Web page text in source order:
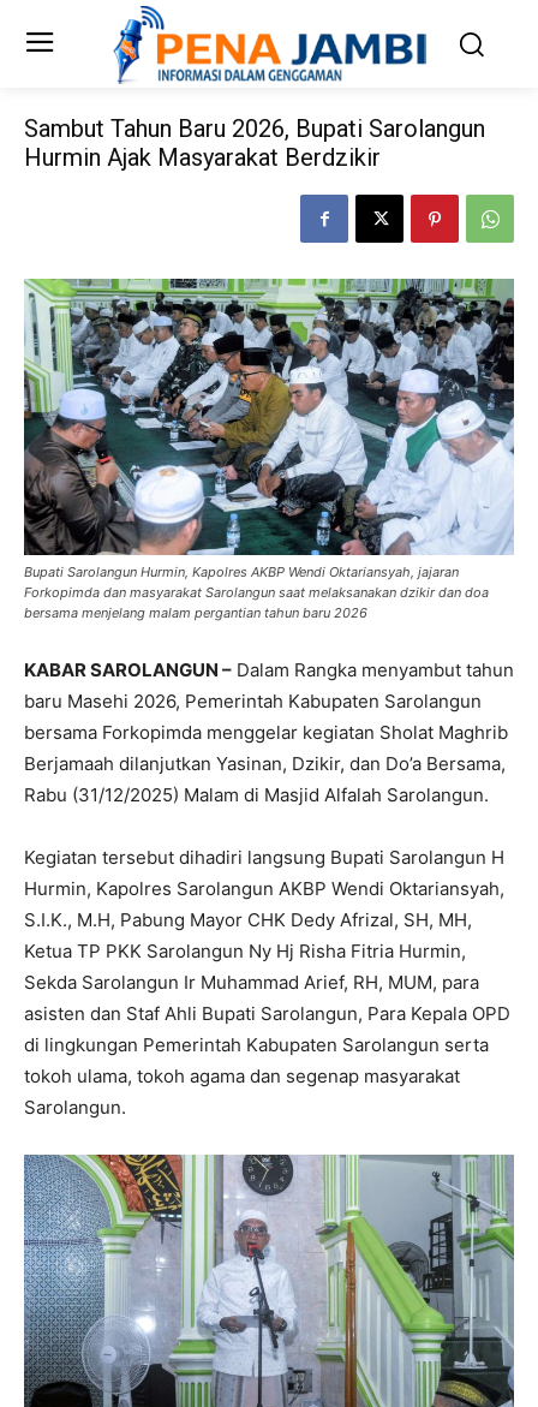
Sambut Tahun Baru 2026, Bupati Sarolangun
Hurmin Ajak Masyarakat Berdzikir
Bupati Sarolangun Hurmin, Kapolres AKBP Wendi Oktariansyah, jajaran
Forkopimda dan masyarakat Sarolangun saat melaksanakan dzikir dan doa
bersama menjelang malam pergantian tahun baru 2026
KABAR SAROLANGUN – Dalam Rangka menyambut tahun
baru Masehi 2026, Pemerintah Kabupaten Sarolangun
bersama Forkopimda menggelar kegiatan Sholat Maghrib
Berjamaah dilanjutkan Yasinan, Dzikir, dan Do’a Bersama,
Rabu (31/12/2025) Malam di Masjid Alfalah Sarolangun.
Kegiatan tersebut dihadiri langsung Bupati Sarolangun H
Hurmin, Kapolres Sarolangun AKBP Wendi Oktariansyah,
S.I.K., M.H, Pabung Mayor CHK Dedy Afrizal, SH, MH,
Ketua TP PKK Sarolangun Ny Hj Risha Fitria Hurmin,
Sekda Sarolangun Ir Muhammad Arief, RH, MUM, para
asisten dan Staf Ahli Bupati Sarolangun, Para Kepala OPD
di lingkungan Pemerintah Kabupaten Sarolangun serta
tokoh ulama, tokoh agama dan segenap masyarakat
Sarolangun.